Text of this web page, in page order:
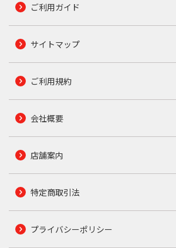
ご利用ガイド
サイトマップ
ご利用規約
会社概要
店舗案内
特定商取引法
プライバシーポリシー